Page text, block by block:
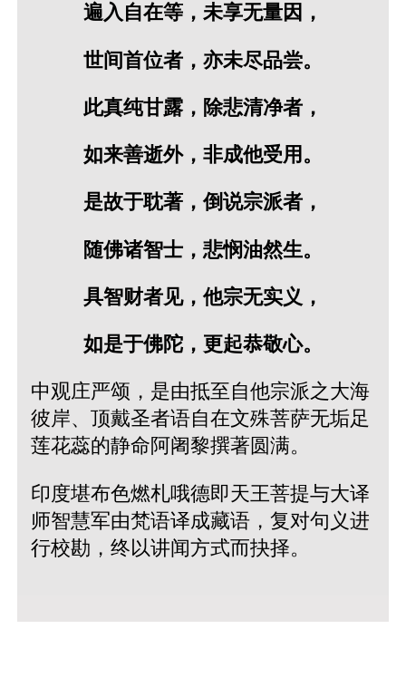
遍入自在等，未享无量因，
世间首位者，亦未尽品尝。
此真纯甘露，除悲清净者，
如来善逝外，非成他受用。
是故于耽著，倒说宗派者，
随佛诸智士，悲悯油然生。
具智财者见，他宗无实义，
如是于佛陀，更起恭敬心。
中观庄严颂，是由抵至自他宗派之大海
彼岸、顶戴圣者语自在文殊菩萨无垢足
莲花蕊的静命阿阇黎撰著圆满。
印度堪布色燃札哦德即天王菩提与大译
师智慧军由梵语译成藏语，复对句义进
行校勘，终以讲闻方式而抉择。